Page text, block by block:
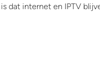
dat internet en IPTV